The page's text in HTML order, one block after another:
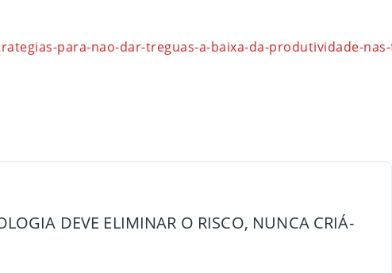
para-nao-dar-treguas-a-baixa-da-produtividade-
DEVE ELIMINAR O RISCO, NUNCA CRIÁ-